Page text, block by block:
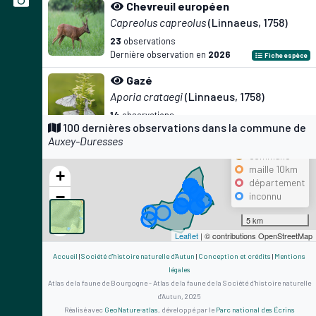
Chevreuil européen
Capreolus capreolus(Linnaeus, 1758)
23 observations
Dernière observation en 2026 Fiche espèce
Gazé
Aporia crataegi(Linnaeus, 1758)
14 observations
Dernière observation en2025 Fiche espèce
Gonepteryx rhamni(Linnaeus, 1758)
Dernière observation en2025
Mégère
Lasiommata megera(Linnaeus, 1767)
Dernière observation en
Azuré bleu-céleste
100 dernières observations dans la commune de
Auxey-Duresses
+
−
Précision
maille 10km
département
inconnu
5 km
Leaflet | © contributions OpenStreetMap
Accueil |Société d'histoire naturelle d'Autun | Conception et crédits | Mentions
légales
Atlas de la faune de Bourgogne - Atlas de la faune de la Société d'histoire naturelle
d'Autun, 2025
Réalisé avec GeoNature-atlas, développé par le Parc national des Écrins